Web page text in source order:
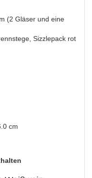
(2 Gläser und eine
Sizzlepack rot
cm